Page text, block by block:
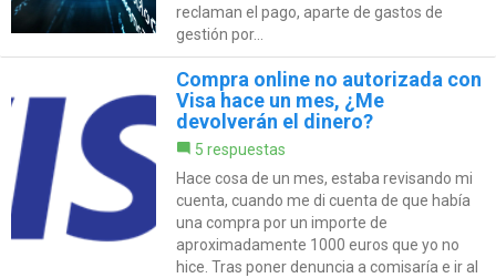
reclaman el pago, aparte de gastos de
gestión por...
Compra online no autorizada con
Visa hace un mes, ¿Me
devolverán el dinero?
5 respuestas
Hace cosa de un mes, estaba revisando mi
cuenta, cuando me di cuenta de que había
una compra por un importe de
aproximadamente 1000 euros que yo no
hice. Tras poner denuncia a comisaría e ir al